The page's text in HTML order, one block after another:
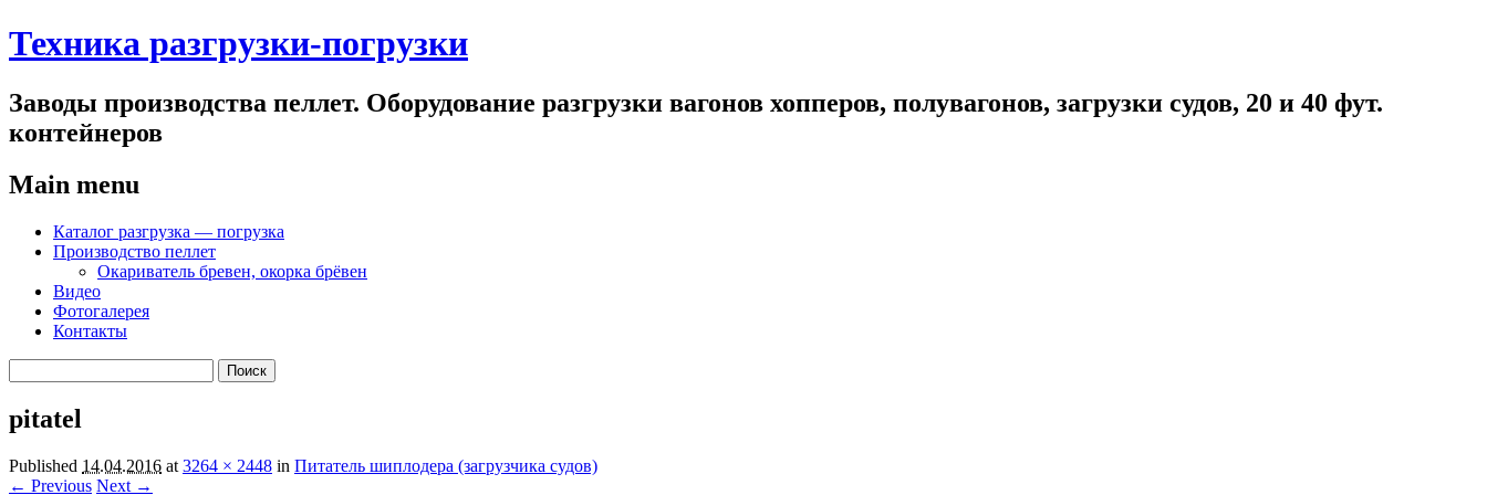
Техника разгрузки-погрузки
Заводы производства пеллет. Оборудование разгрузки вагонов хопперов, полувагонов, загрузки судов, 20 и 40 фут.
контейнеров
Main menu
Skip
Каталог разгрузка — погрузка
Производство пеллет
Окариватель бревен, окорка брёвен
Видео
Фотогалерея
Контакты
pitatel
Published 14.04.2016 at 3264 × 2448 in Питатель шиплодера (загрузчика судов)
← Previous Next →